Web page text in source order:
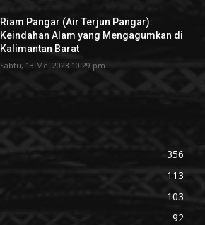
Riam Pangar (Air Terjun Pangar):
Keindahan Alam yang Mengagumkan di
Kalimantan Barat
Sabtu, 13 Mei 2023 10:29 pm
356
113
103
92